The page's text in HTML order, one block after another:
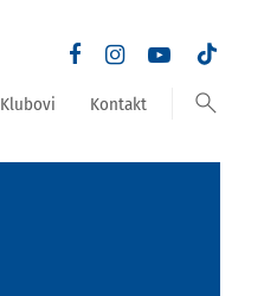
Klubovi Kontakt search